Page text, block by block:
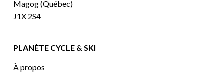
Magog (Québec)
J1X 2S4
PLANÈTE CYCLE & SKI
À propos